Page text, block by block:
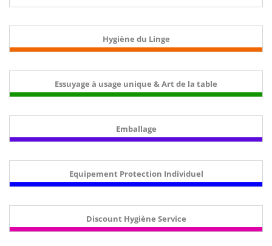
Hygiène du Linge
Essuyage à usage unique & Art de la table
Emballage
Equipement Protection Individuel
Discount Hygiène Service